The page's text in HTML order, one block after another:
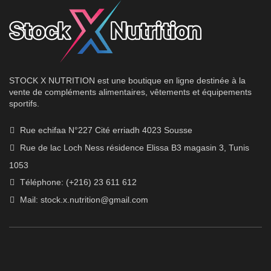
STOCK X NUTRITION est une boutique en ligne destinée à la
vente de compléments alimentaires, vêtements et équipements
sportifs.
Rue echifaa N°227 Cité erriadh 4023 Sousse
Rue de lac Loch Ness résidence Elissa B3 magasin 3, Tunis
1053
Téléphone: (+216) 23 611 612
Mail: stock.x.nutrition@gmail.com